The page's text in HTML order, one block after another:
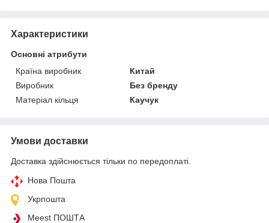
Характеристики
Основні атрибути
Країна виробник
Китай
Виробник
Без бренду
Матеріал кільця
Каучук
Умови доставки
Доставка здійснюється тільки по передоплаті.
Нова Пошта
Укрпошта
Meest ПОШТА